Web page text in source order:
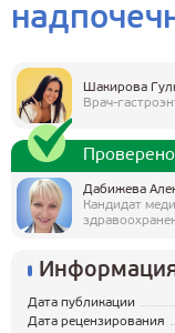
Шакирова
Врач-
Дабижева
Кандидат
Дата публикации
Дата рецензирования